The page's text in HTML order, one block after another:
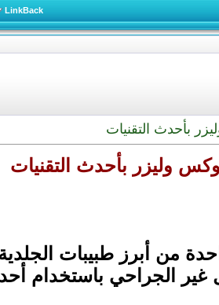
LinkBack
بأحدث التقنيات
وليزر بأحدث التقنيات
من أبرز طبيبات
غير الجراحي باستخدام